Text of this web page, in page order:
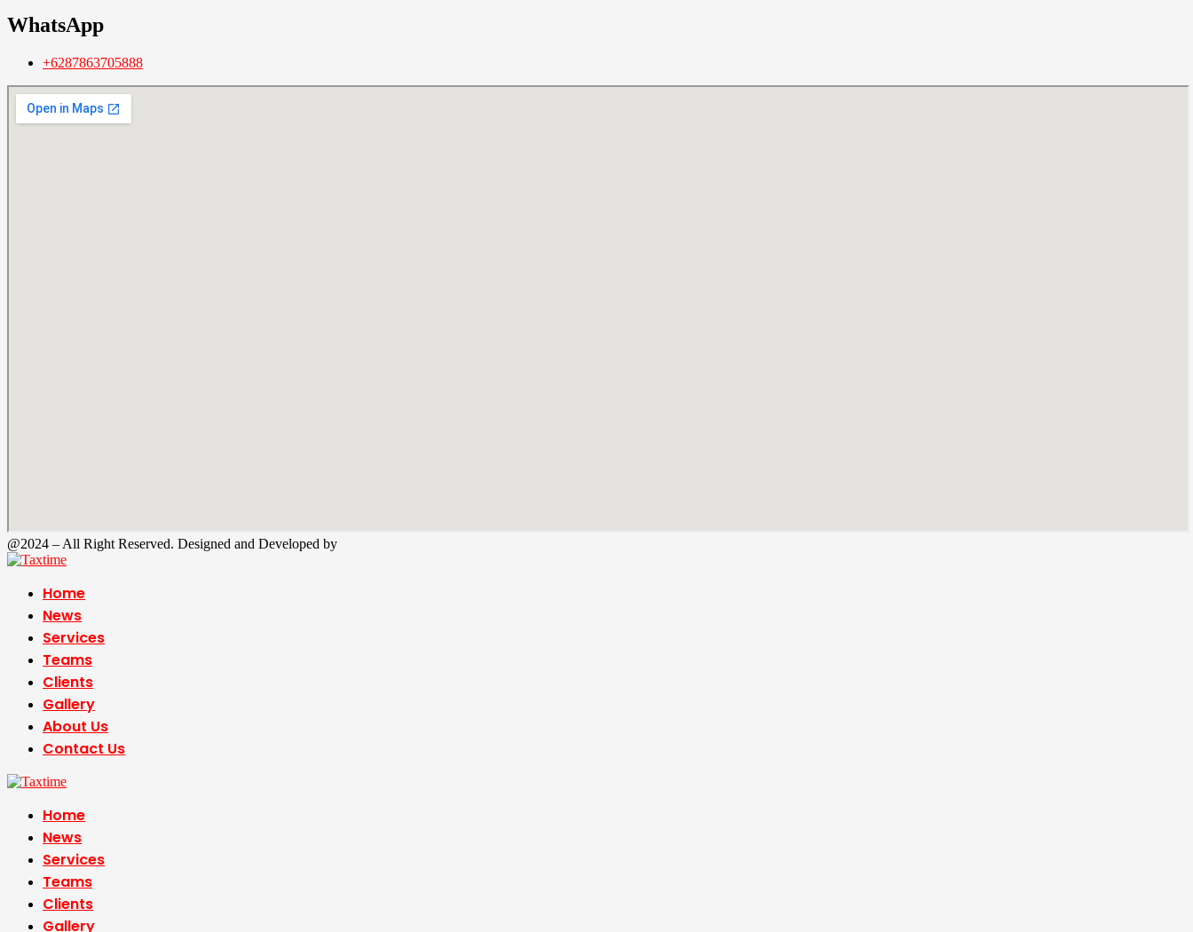
WhatsApp
+6287863705888
@2024 – All Right Reserved. Designed and Developed by
Home
News
Services
Teams
Clients
Gallery
About Us
Contact Us
Home
News
Services
Teams
Clients
Gallery